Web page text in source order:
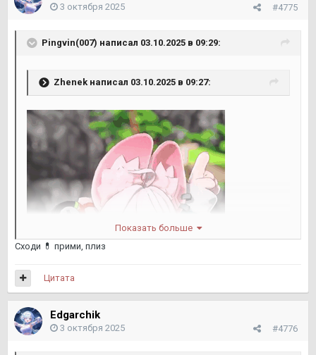
#4775
3 октября 2025
Pingvin(007) написал 03.10.2025 в 09:29:
Zhenek написал 03.10.2025 в 09:27:
Показать больше
Сходи 💊 прими, плиз
Цитата
Edgarchik
#4776
3 октября 2025